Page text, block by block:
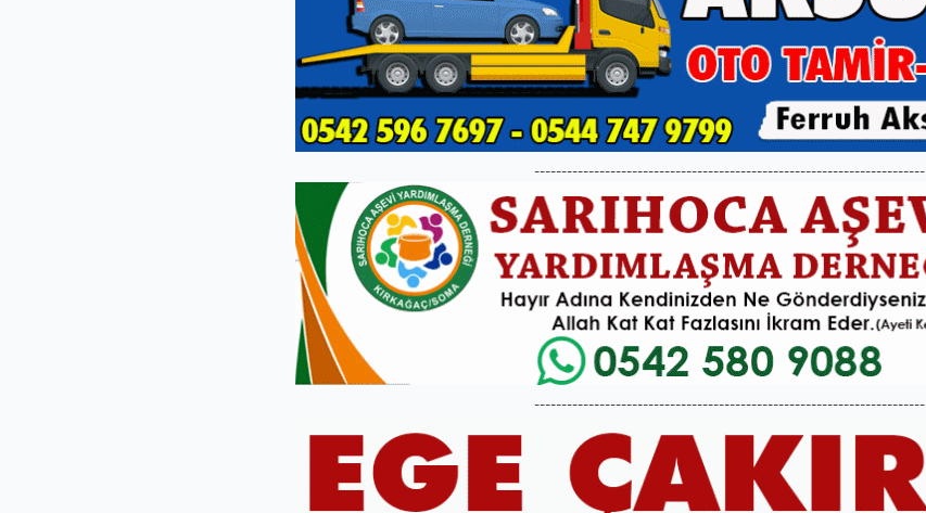
------------------------------------------------------------------------
------------------------------------------------------------------------